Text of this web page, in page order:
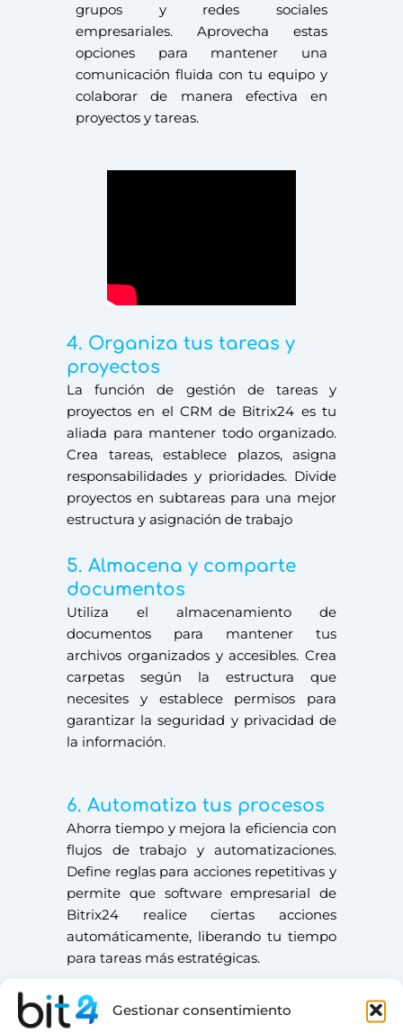
Gestionar consentimiento
grupos y redes sociales
empresariales. Aprovecha estas
opciones para mantener una
comunicación fluida con tu equipo y
colaborar de manera efectiva en
proyectos y tareas.
4. Organiza tus tareas y
proyectos
La función de gestión de tareas y
proyectos en el CRM de Bitrix24 es tu
aliada para mantener todo organizado.
Crea tareas, establece plazos, asigna
responsabilidades y prioridades. Divide
proyectos en subtareas para una mejor
estructura y asignación de trabajo
5. Almacena y comparte
documentos
Utiliza el almacenamiento de
documentos para mantener tus
archivos organizados y accesibles. Crea
carpetas según la estructura que
necesites y establece permisos para
garantizar la seguridad y privacidad de
la información.
6. Automatiza tus procesos
Ahorra tiempo y mejora la eficiencia con
flujos de trabajo y automatizaciones.
Define reglas para acciones repetitivas y
permite que software empresarial de
Bitrix24 realice ciertas acciones
automáticamente, liberando tu tiempo
para tareas más estratégicas.
Leer más en:
Automatiza tu empresa
con Bitrix24